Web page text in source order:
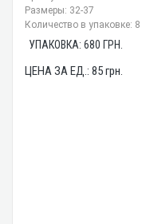
Размеры: 32-37
Количество в упаковке: 8
УПАКОВКА: 680 ГРН.
ЦЕНА ЗА ЕД.: 85грн.